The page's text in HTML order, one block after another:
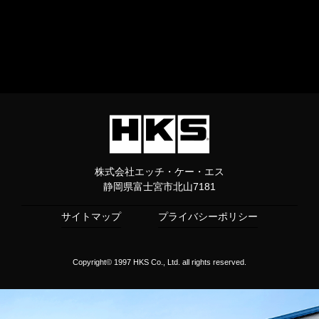
株式会社エッチ・ケー・エス
静岡県富士宮市北山7181
サイトマップ プライバシーポリシー
Copyright© 1997 HKS Co., Ltd. all rights reserved.